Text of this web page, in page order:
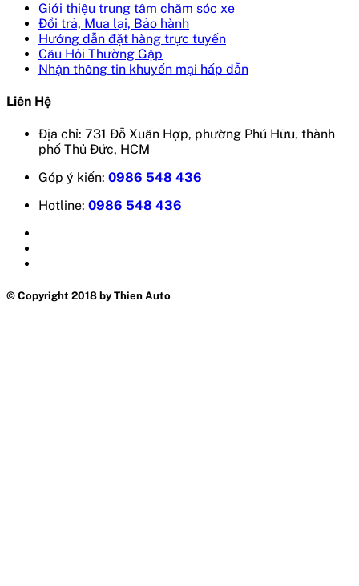
Giới thiệu trung tâm chăm sóc xe
Đổi trả, Mua lại, Bảo hành
Hướng dẫn đặt hàng trực tuyến
Câu Hỏi Thường Gặp
Nhận thông tin khuyến mại hấp dẫn
Liên Hệ
Địa chỉ: 731 Đỗ Xuân Hợp, phường Phú Hữu, thành
phố Thủ Đức, HCM
Góp ý kiến: 0986 548 436
Hotline: 0986 548 436
© Copyright 2018 by Thien Auto